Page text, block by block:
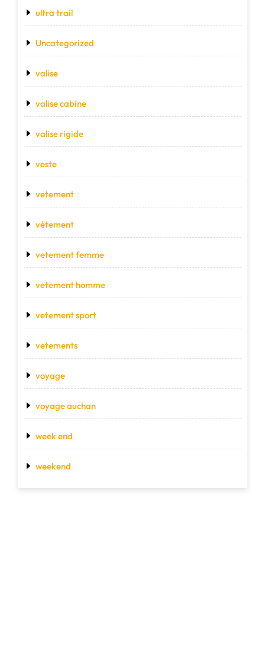
ultra trail
Uncategorized
valise
valise cabine
valise rigide
veste
vetement
vétement
vetement femme
vetement homme
vetement sport
vetements
voyage
voyage auchan
week end
weekend